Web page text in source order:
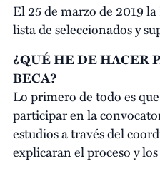
El 25 de marzo de 2019
lista de seleccionados y
¿QUÉ HE DE HACER
BECA?
Lo primero de todo es
participar en la
estudios a través del
explicaran el proceso y